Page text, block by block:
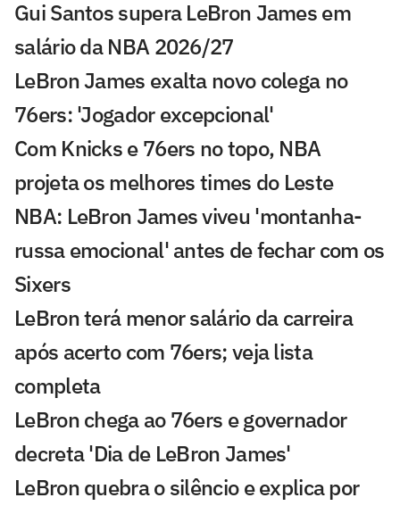
Gui Santos supera LeBron James em
salário da NBA 2026/27
LeBron James exalta novo colega no
76ers: 'Jogador excepcional'
Com Knicks e 76ers no topo, NBA
projeta os melhores times do Leste
NBA: LeBron James viveu 'montanha-
russa emocional' antes de fechar com os
Sixers
LeBron terá menor salário da carreira
após acerto com 76ers; veja lista
completa
LeBron chega ao 76ers e governador
decreta 'Dia de LeBron James'
LeBron quebra o silêncio e explica por